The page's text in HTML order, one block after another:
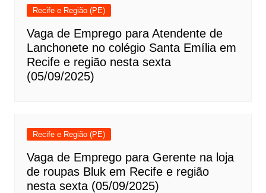
Recife e Região (PE)
Vaga de Emprego para Atendente de
Lanchonete no colégio Santa Emília em
Recife e região nesta sexta
(05/09/2025)
Recife e Região (PE)
Vaga de Emprego para Gerente na loja
de roupas Bluk em Recife e região
nesta sexta (05/09/2025)